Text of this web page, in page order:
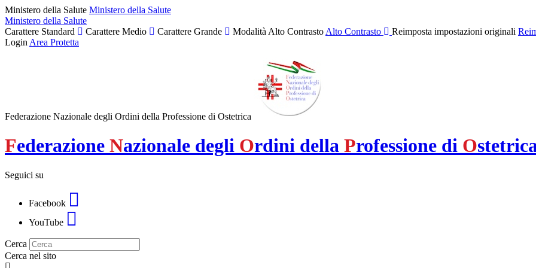
Ministero della Salute Ministero della Salute
Ministero della Salute
Carattere Standard
Carattere Medio Carattere Grande Modalità Alto Contrasto Alto Contrasto Reimposta impostazioni originali
Login Area Protetta
Federazione Nazionale degli Ordini della Professione di Ostetrica
Federazione Nazionale degli Ordini della Professione di O
Seguici su
Facebook
YouTube
Cerca
Cerca nel sito